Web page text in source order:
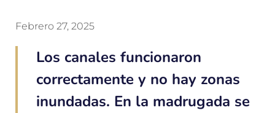
Febrero 27, 2025
Los canales funcionaron
correctamente y no hay zonas
inundadas. En la madrugada se